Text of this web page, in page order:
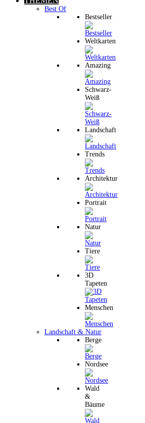
Best Of
Bestseller
Weltkarten
Amazing
Schwarz-
Weiß
Landschaft
Trends
Architektur
Portrait
Natur
Tiere
3D
Tapeten
Menschen
Landschaft & Natur
Berge
Nordsee
Wald
&
Bäume